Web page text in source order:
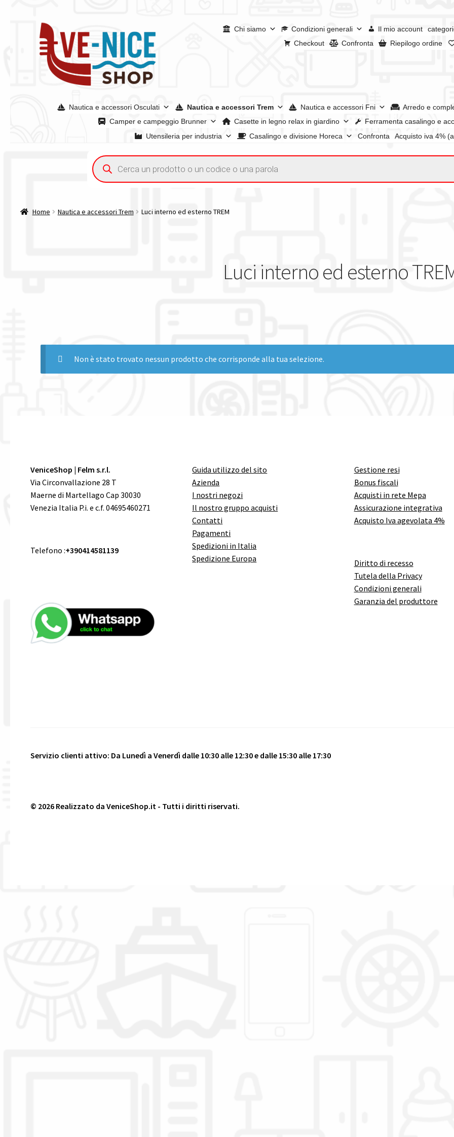
alla
navigazione
contenuto
Chi siamo Condizioni generali Il mio account
Checkout
Confronta Riepilogo ordine
Nautica e accessori Osculati Nautica e accessori Trem Nautica e accessori Fni
Arredo e
Camper e campeggio Brunner
Casette in legno relax in giardino
Ferramenta casalingo e
Utensileria per industria
Casalingo e divisione Horeca Confronta Acquisto iva 4%
Acquisto iva 4% (agevolata)Chi siamoCondizioni generaliConfrontaConfrontaI nostri negoziRiepilogo ordine
Spedizioni in europaSpedizioni in italiaTutte le categorie dei prodottiWishlistCheckoutIl mio account
Ricerca
prodotti
Home Nautica e accessori Trem Luci interno ed esterno TREM
Luci interno ed esterno
Non è stato trovato nessun prodotto che corrisponde alla tua selezione.
VeniceShop | Felm s.r.l.
Via Circonvallazione 28 T
Maerne di Martellago Cap 30030
Venezia Italia P.i. e c.f. 04695460271
Telefono :+390414581139
Guida utilizzo del sito
Azienda
I nostri negozi
Il nostro gruppo acquisti
Contatti
Pagamenti
Spedizioni in Italia
Spedizione Europa
Gestione resi
Bonus fiscali
Acquisti in rete Mepa
Assicurazione integrativa
Acquisto Iva agevolata 4%
Diritto di recesso
Tutela della Privacy
Condizioni generali
Garanzia del produttore
Servizio clienti attivo: Da Lunedì a Venerdì dalle 10:30 alle 12:30 e dalle 15:30 alle 17:30
© 2026 Realizzato da VeniceShop.it - Tutti i diritti riservati.